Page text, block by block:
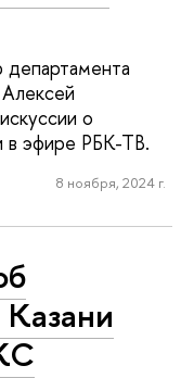
о
в эфире РБК-ТВ.
8 ноября, 2024 г.